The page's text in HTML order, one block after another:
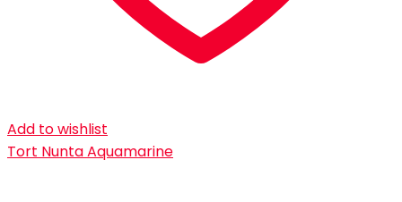
Add to wishlist
Tort Nunta Aquamarine